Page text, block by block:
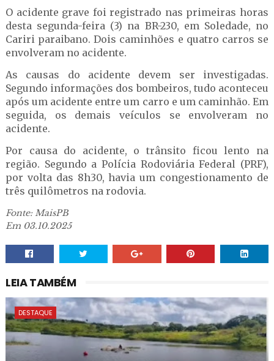
O acidente grave foi registrado nas primeiras horas
desta segunda-feira (3) na BR-230, em Soledade, no
Cariri paraibano. Dois caminhões e quatro carros se
envolveram no acidente.
As causas do acidente devem ser investigadas.
Segundo informações dos bombeiros, tudo aconteceu
após um acidente entre um carro e um caminhão. Em
seguida, os demais veículos se envolveram no
acidente.
Por causa do acidente, o trânsito ficou lento na
região. Segundo a Polícia Rodoviária Federal (PRF),
por volta das 8h30, havia um congestionamento de
três quilômetros na rodovia.
Fonte: MaisPB
Em 03.10.2025
LEIA TAMBÉM
DESTAQUE